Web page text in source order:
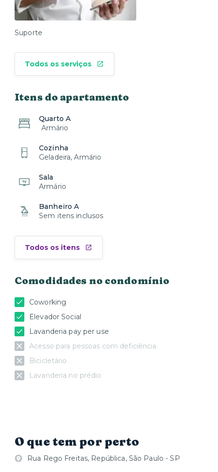
Suporte
Todos os serviços
Itens do apartamento
Quarto A
Armário
Cozinha
Geladeira, Armário
Sala
Armário
Banheiro A
Sem itens inclusos
Todos os itens
Comodidades no condomínio
Coworking
Elevador Social
Lavanderia pay per use
Acesso para pessoas com deficiência
Bicicletário
Lavanderia no prédio
O que tem por perto
Rua Rego Freitas, República, São Paulo - SP